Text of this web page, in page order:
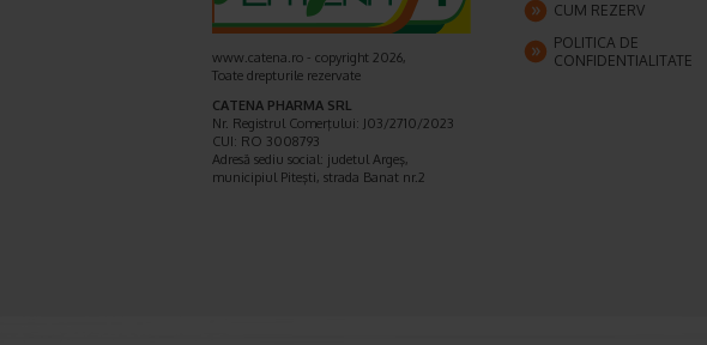
www.catena.ro - copyright 2026,
Toate drepturile rezervate
CATENA PHARMA SRL
Nr. Registrul Comerţului: J03/2710/2023
CUI: RO 3008793
Adresă sediu social: judetul Argeş,
municipiul Piteşti, strada Banat nr.2
CUM REZERV
POLITICA DE
CONFIDENTIALITATE